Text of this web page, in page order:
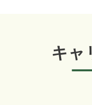
キャ